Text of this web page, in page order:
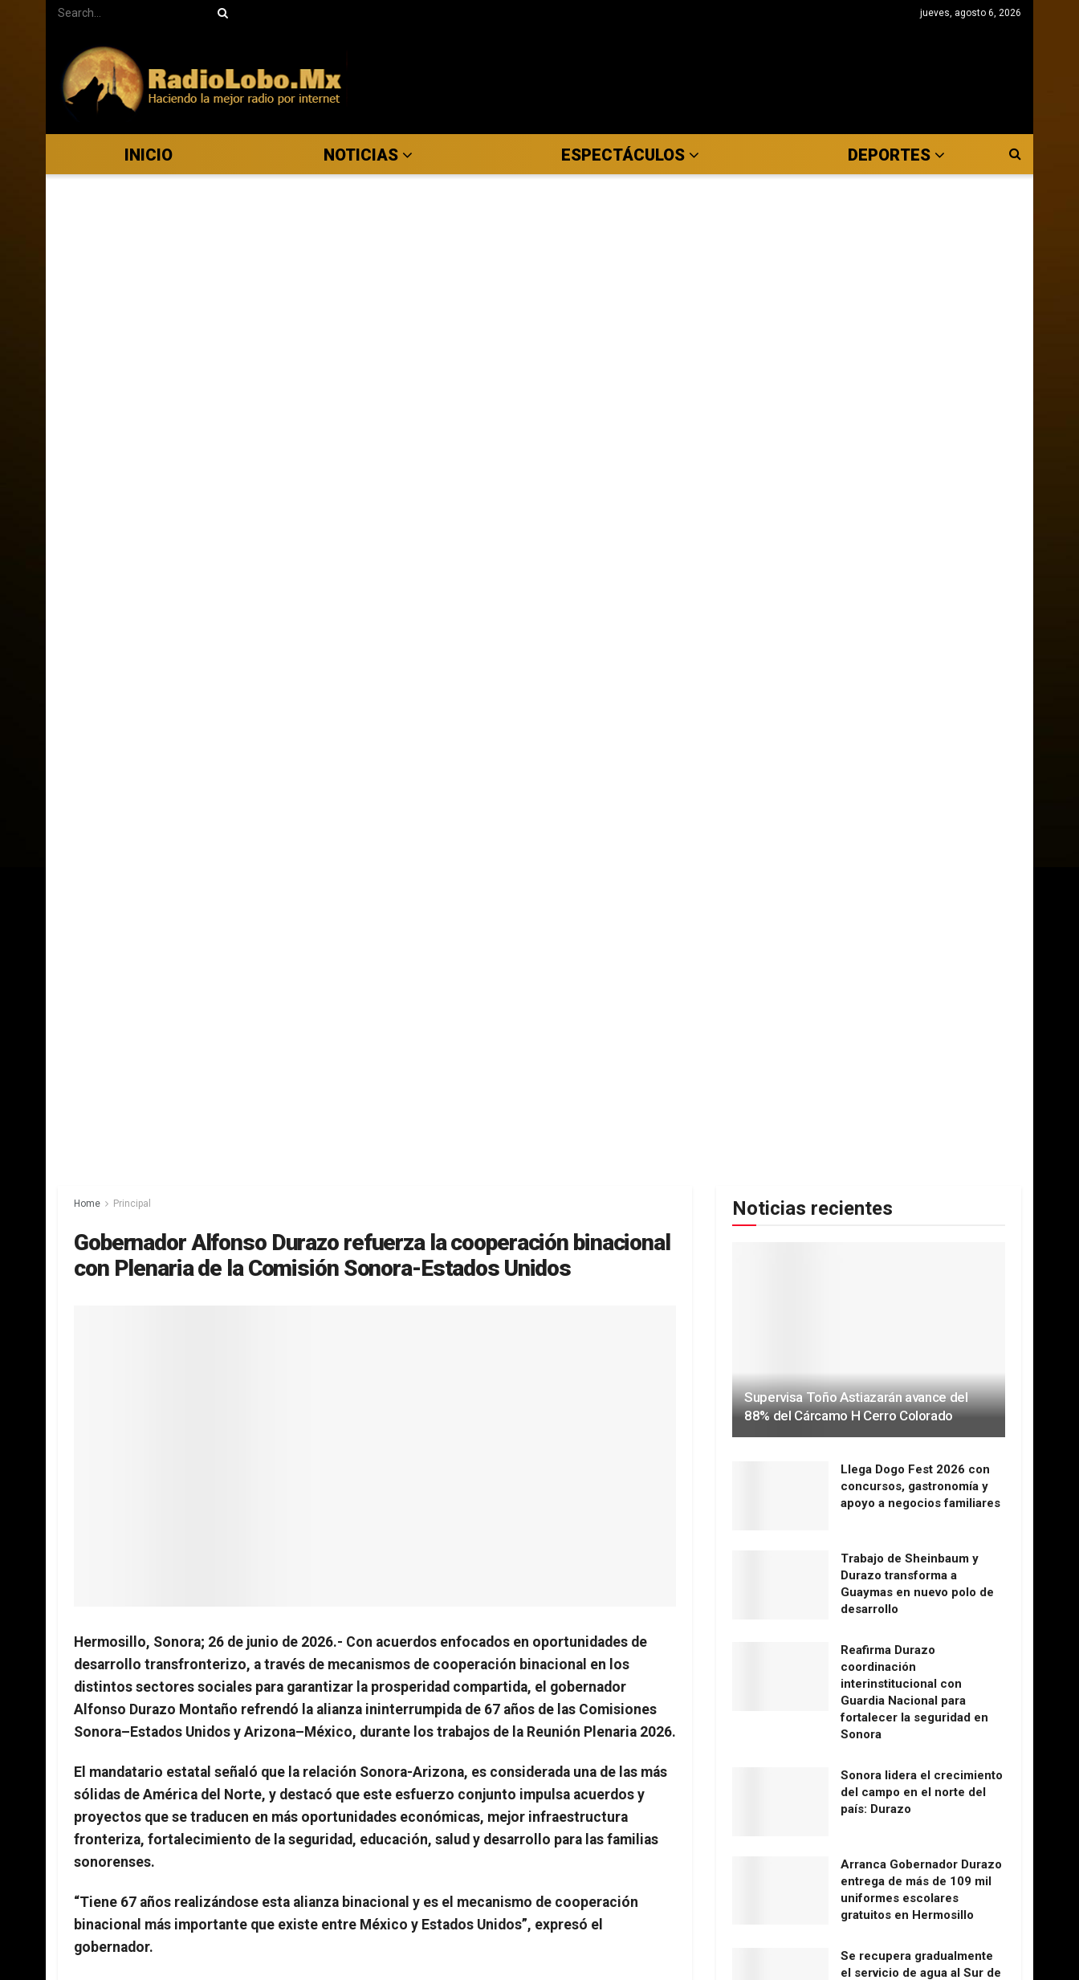
jueves, agosto 6, 2026
INICIO NOTICIAS ESPECTÁCULOS DEPORTES
Home Principal
Gobernador Alfonso Durazo refuerza la cooperación binacional
con Plenaria de la Comisión Sonora-Estados Unidos
Hermosillo, Sonora; 26 de junio de 2026.- Con acuerdos enfocados en oportunidades de
desarrollo transfronterizo, a través de mecanismos de cooperación binacional en los
distintos sectores sociales para garantizar la prosperidad compartida, el gobernador
Alfonso Durazo Montaño refrendó la alianza ininterrumpida de 67 años de las Comisiones
Sonora–Estados Unidos y Arizona–México, durante los trabajos de la Reunión Plenaria 2026.
El mandatario estatal señaló que la relación Sonora-Arizona, es considerada una de las más
sólidas de América del Norte, y destacó que este esfuerzo conjunto impulsa acuerdos y
proyectos que se traducen en más oportunidades económicas, mejor infraestructura
fronteriza, fortalecimiento de la seguridad, educación, salud y desarrollo para las familias
sonorenses.
“Tiene 67 años realizándose esta alianza binacional y es el mecanismo de cooperación
binacional más importante que existe entre México y Estados Unidos”, expresó el
gobernador.
Noticias recientes
Supervisa Toño Astiazarán avance del
88% del Cárcamo H Cerro Colorado
Llega Dogo Fest 2026 con
concursos, gastronomía y
apoyo a negocios familiares
Trabajo de Sheinbaum y
Durazo transforma a
Guaymas en nuevo polo de
desarrollo
Reafirma Durazo
coordinación
interinstitucional con
Guardia Nacional para
fortalecer la seguridad en
Sonora
Sonora lidera el crecimiento
del campo en el norte del
país: Durazo
Arranca Gobernador Durazo
entrega de más de 109 mil
uniformes escolares
gratuitos en Hermosillo
Se recupera gradualmente
el servicio de agua al Sur de